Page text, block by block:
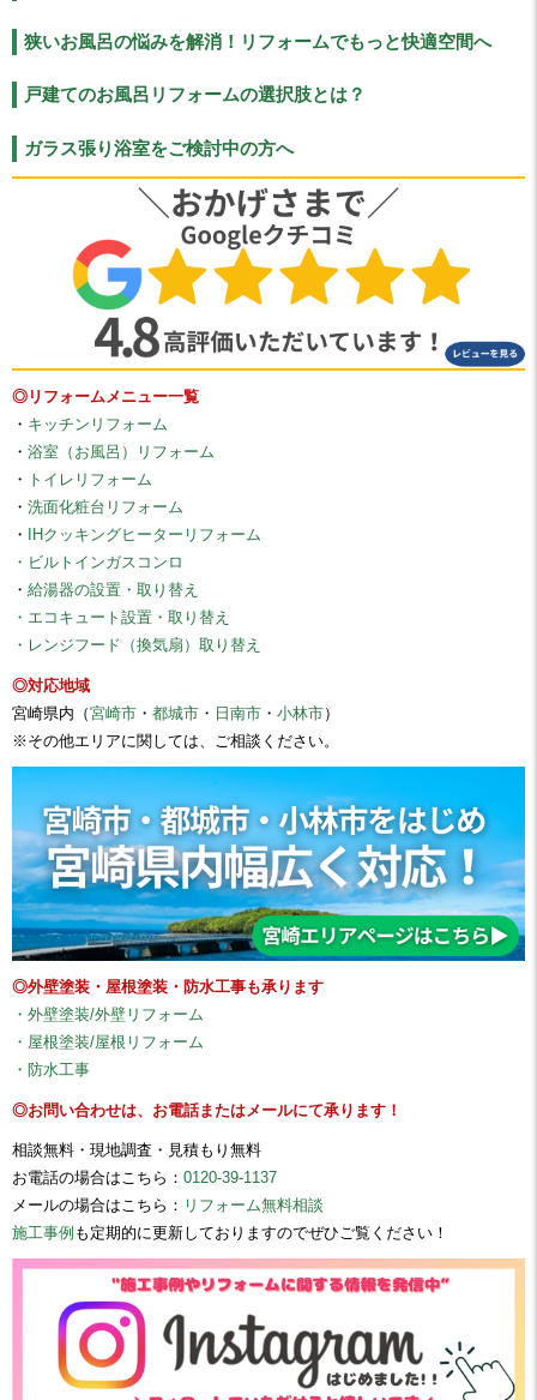
狭いお風呂の悩みを解消！リフォームでもっと快適空間へ
戸建てのお風呂リフォームの選択肢とは？
ガラス張り浴室をご検討中の方へ
◎リフォームメニュー一覧
・ キッチンリフォーム
・ 浴室（お風呂）リフォーム
・ トイレリフォーム
・ 洗面化粧台リフォーム
・
IHクッキングヒーターリフォーム
・ビルトインガスコンロ
・ 給湯器の設置・取り替え
・エコキュート設置・取り替え
・レンジフード（換気扇）取り替え
◎対応地域
宮崎県内（宮崎市 ・ 都城市 ・ 日南市 ・ 小林市）
※その他エリアに関しては、ご相談ください。
◎外壁塗装・屋根塗装・防水工事も承ります
・外壁塗装/外壁リフォーム
・屋根塗装/屋根リフォーム
・防水工事
◎お問い合わせは、お電話またはメールにて承ります！
相談無料・現地調査・見積もり無料
お電話の場合はこちら： 0120-39-1137
メールの場合はこちら： リフォーム無料相談
施工事例 も定期的に更新しておりますのでぜひご覧ください！